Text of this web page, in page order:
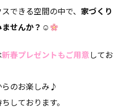
できる空間の中で、 家づくり
せんか？ ☺
新春プレゼントもご用意してお
らのお楽しみ♪
しております。